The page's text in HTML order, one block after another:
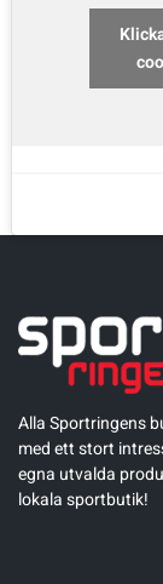
Walking
Alla Sportringens
med ett stort
egna utvalda
lokala sportbutik!